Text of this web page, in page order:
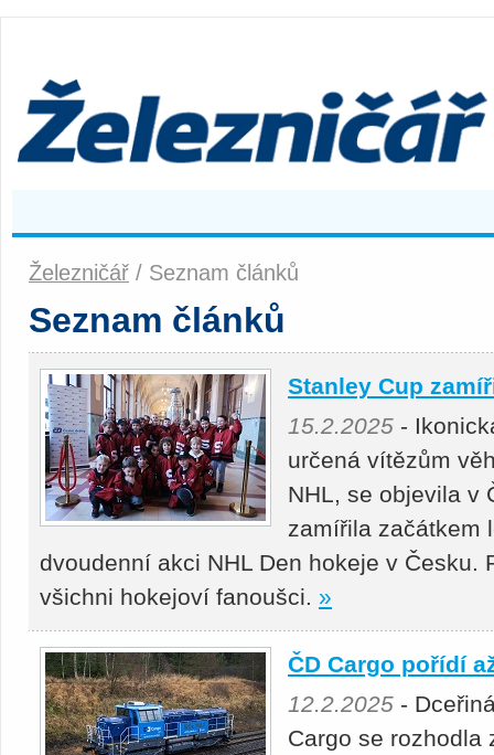
Železničář / Seznam článků
Seznam článků
Stanley Cup
15.2.2025 -
určená vítězům
NHL, se objevila v
zamířila začátkem
dvoudenní akci NHL Den hokeje v Česku.
všichni hokejoví fanoušci. »
ČD Cargo pořídí
12.2.2025 -
Cargo se rozhodla